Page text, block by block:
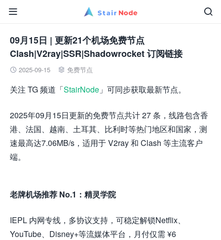


09月15日 | 更新21个机场免费节点
Clash|V2ray|SSR|Shadowrocket 订阅链接
 2025-09-15  免费节点
关注 TG 频道「StairNode 」可同步获取最新节点。
2025年09月15日更新的免费节点共计 27 条，线路包含香
港、法国、越南、土耳其、比利时等热门地区和国家，测
速最高达7.06MB/s，适用于 V2ray 和 Clash 等主流客户
端。
老牌机场推荐 No.1：精灵学院
IEPL 内网专线，多协议支持，可稳定解锁Netflix、
YouTube、Disney+等流媒体平台，月付仅需 ¥6